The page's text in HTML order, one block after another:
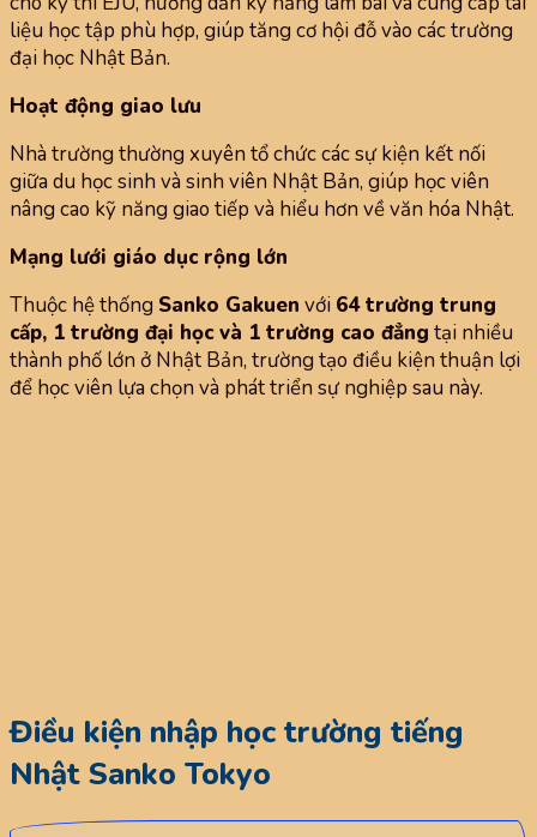
liệu học tập phù hợp, giúp tăng cơ hội đỗ vào các trường
đại học Nhật Bản.
Hoạt động giao lưu
Nhà trường thường xuyên tổ chức các sự kiện kết nối
giữa du học sinh và sinh viên Nhật Bản, giúp học viên
nâng cao kỹ năng giao tiếp và hiểu hơn về văn hóa Nhật.
Mạng lưới giáo dục rộng lớn
Thuộc hệ thống Sanko Gakuen với 64 trường trung
cấp, 1 trường đại học và 1 trường cao đẳng tại nhiều
thành phố lớn ở Nhật Bản, trường tạo điều kiện thuận lợi
để học viên lựa chọn và phát triển sự nghiệp sau này.
Điều kiện nhập học trường tiếng
Nhật Sanko Tokyo